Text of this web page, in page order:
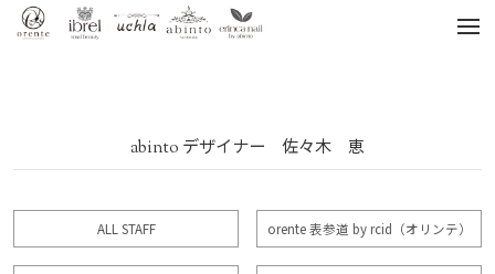
abinto デザイナー 佐々木 恵
ALL STAFF orente 表参道 by rcid（オリンテ）